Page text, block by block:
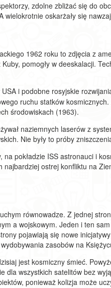
zdolne zbliżać się do
wielokrotnie oskarżały się
1962 roku to zdjęcia z
pomogły w deeskalacji.
i podobne rosyjskie
ruchu statków
środowiskach (1963).
naziemnych laserów z
Nie były to próby
pokładzie ISS astronauci i
najbardziej ostrej konfliktu na
równowadze. Z jednej
a wojskowym. Jeden i ten
pojawiają się nowe
zasobów na
jest kosmiczny śmieć.
dla wszystkich satelitów bez
ponieważ kolizja może